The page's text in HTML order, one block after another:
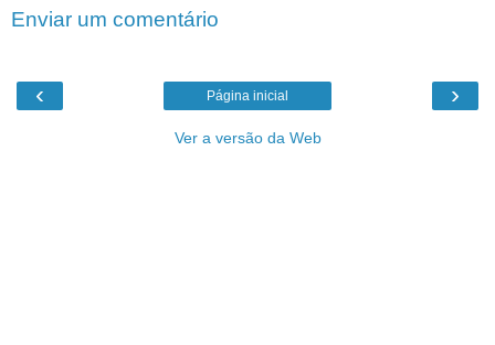
Enviar um comentário
‹ ›
Página inicial
Ver a versão da Web